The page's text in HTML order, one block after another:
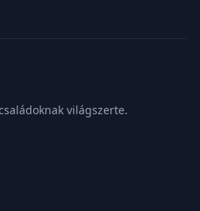
világszerte.